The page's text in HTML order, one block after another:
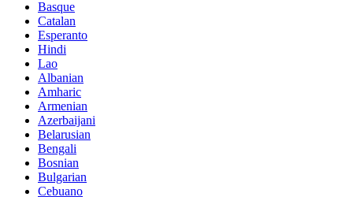
Basque
Catalan
Esperanto
Hindi
Lao
Albanian
Amharic
Armenian
Azerbaijani
Belarusian
Bengali
Bosnian
Bulgarian
Cebuano